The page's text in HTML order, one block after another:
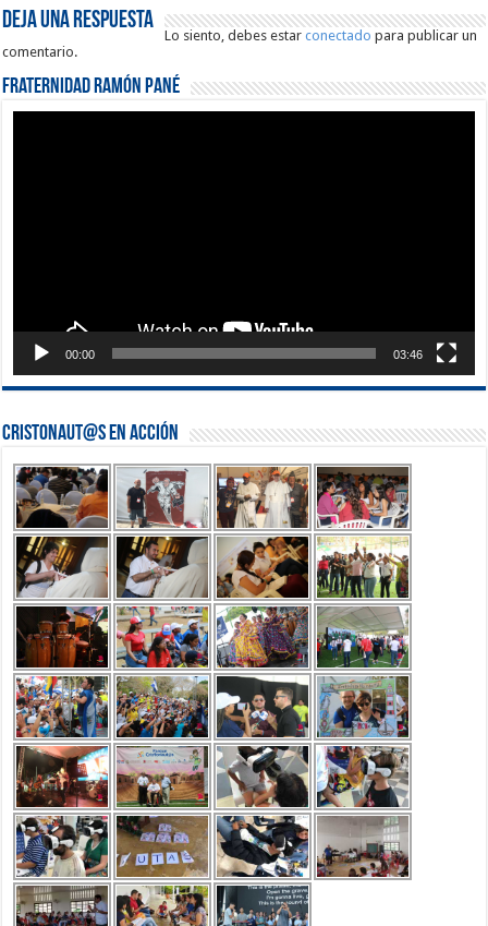
Deja una respuesta
Lo siento, debes estarconectado para publicar un
comentario.
Fraternidad Ramón Pané
00:00 03:46
Cristonaut@s en Acción